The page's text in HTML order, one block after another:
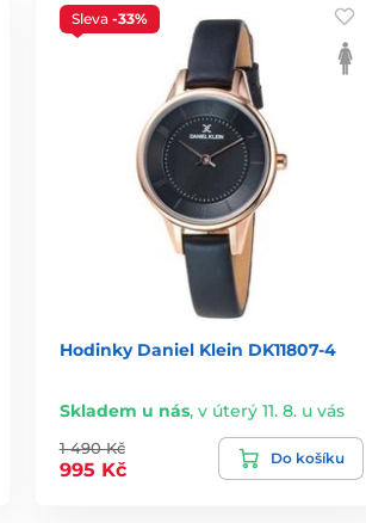
Sleva -33%
Hodinky Daniel Klein DK11807-4
Skladem u nás, v úterý 11. 8. u vás
1 490 Kč
995 Kč
Do košíku